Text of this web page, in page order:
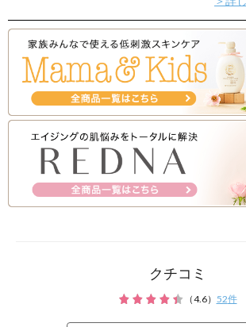
※旧商品ブライトア
クチコミ
（4.6） 52件